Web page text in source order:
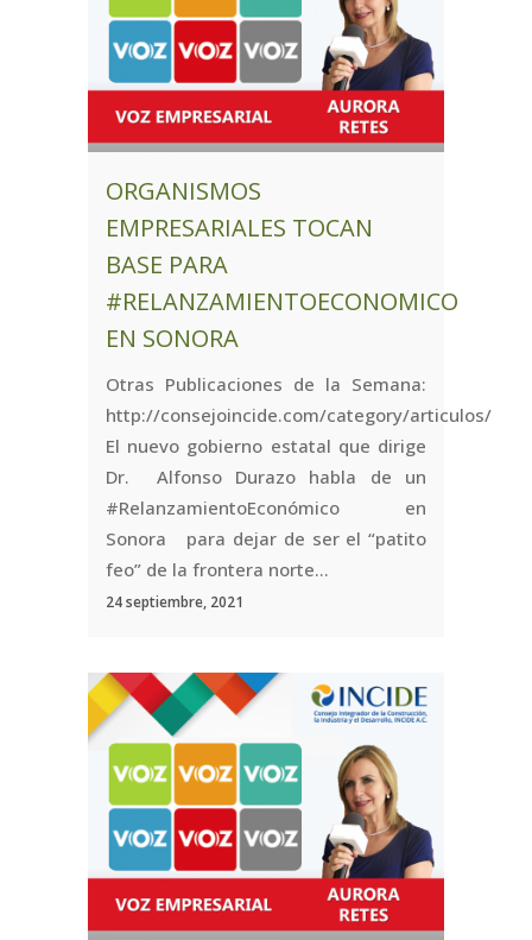
ORGANISMOS
EMPRESARIALES TOCAN
BASE PARA
#RELANZAMIENTOECONOMICO
EN SONORA
Otras Publicaciones de la Semana:
http://consejoincide.com/category/articulos/
El nuevo gobierno estatal que dirige
Dr. Alfonso Durazo habla de un
#RelanzamientoEconómico en
Sonora para dejar de ser el “patito
feo” de la frontera norte...
24 septiembre, 2021